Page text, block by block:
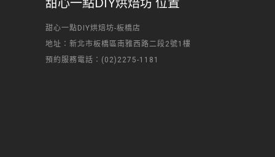
甜心一點DIY烘焙坊 位置
甜心一點DIY烘焙坊-板橋店
地址：新北市板橋區南雅西路二段2號1樓
預約服務電話：(02)2275-1181